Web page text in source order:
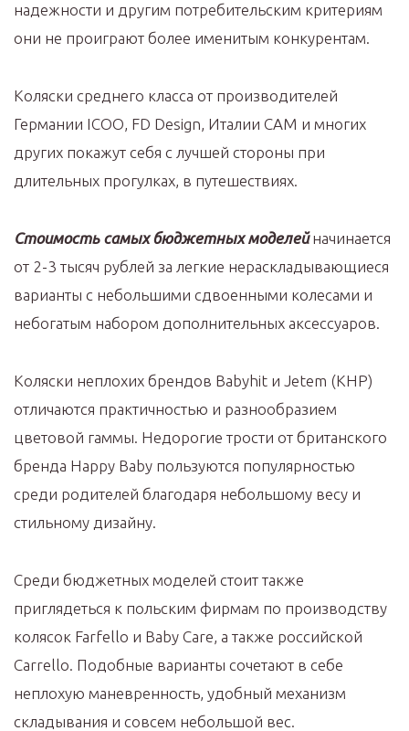
надежности и другим потребительским критериям
они не проиграют более именитым конкурентам.
Коляски среднего класса от производителей
Германии ICOO, FD Design, Италии CAM и многих
других покажут себя с лучшей стороны при
длительных прогулках, в путешествиях.
Стоимость самых бюджетных моделей начинается
от 2-3 тысяч рублей за легкие нераскладывающиеся
варианты с небольшими сдвоенными колесами и
небогатым набором дополнительных аксессуаров.
Коляски неплохих брендов Babyhit и Jetem (КНР)
отличаются практичностью и разнообразием
цветовой гаммы. Недорогие трости от британского
бренда Happy Baby пользуются популярностью
среди родителей благодаря небольшому весу и
стильному дизайну.
Среди бюджетных моделей стоит также
приглядеться к польским фирмам по производству
колясок Farfello и Baby Care, а также российской
Carrello. Подобные варианты сочетают в себе
неплохую маневренность, удобный механизм
складывания и совсем небольшой вес.